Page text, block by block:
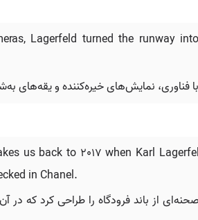
Lagerfeld turned the runway
فناوری، نمایش‌های خیره‌کننده و یقه‌های
us back to 2017 when Karl
in Chanel.
از ایستگاه فضایی، صحنه‌ای از باند فرودگاه را